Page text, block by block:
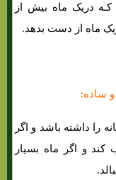
دارد کـه دریک ماه بیش از
و ساده:
را داشته باشد و اگر
کند و اگر ماه بسیار